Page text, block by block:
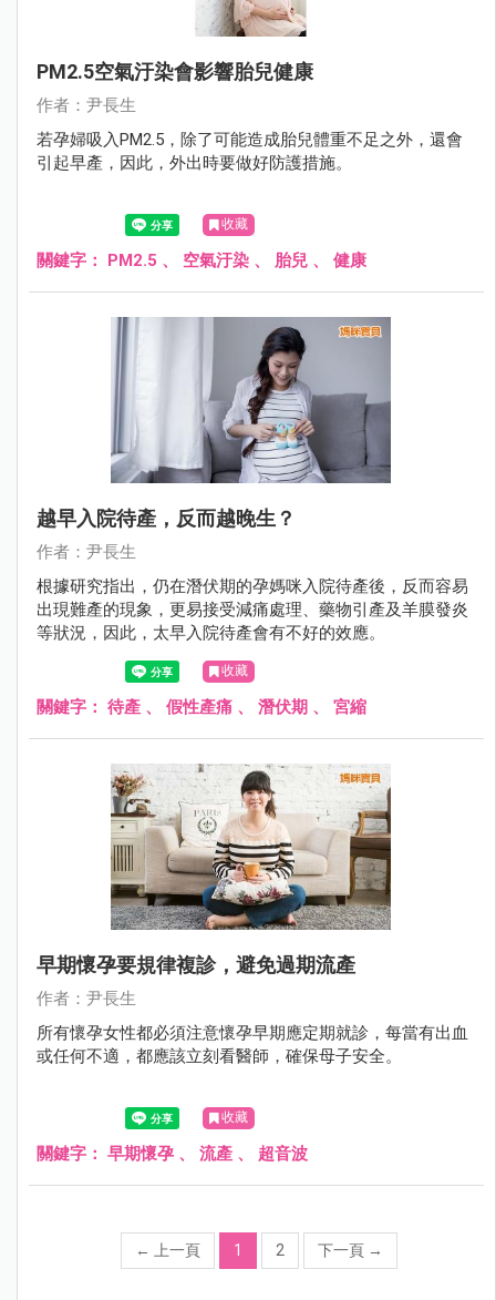
PM2.5空氣汙染會影響胎兒健康
作者：尹長生
若孕婦吸入PM2.5，除了可能造成胎兒體重不足之外，還會
引起早產，因此，外出時要做好防護措施。
收藏
關鍵字： PM2.5 、 空氣汙染 、 胎兒 、 健康
越早入院待產，反而越晚生？
作者：尹長生
根據研究指出，仍在潛伏期的孕媽咪入院待產後，反而容易
出現難產的現象，更易接受減痛處理、藥物引產及羊膜發炎
等狀況，因此，太早入院待產會有不好的效應。
收藏
關鍵字： 待產 、 假性產痛 、 潛伏期 、 宮縮
早期懷孕要規律複診，避免過期流產
作者：尹長生
所有懷孕女性都必須注意懷孕早期應定期就診，每當有出血
或任何不適，都應該立刻看醫師，確保母子安全。
收藏
關鍵字： 早期懷孕 、 流產 、 超音波
← 上一頁 1 2 下一頁 →